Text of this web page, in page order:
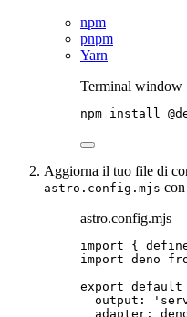
npm
pnpm
Yarn
Terminal window
npm install
Aggiorna il tuo file di
astro.config.mjs
astro.config.mjs
import {
import deno
export default
output:
'
adapter: